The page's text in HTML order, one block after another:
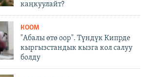
каңкуулайт?
КООМ
"Абалы өтө оор". Түндүк Кипрде
кыргызстандык кызга кол салуу
болду